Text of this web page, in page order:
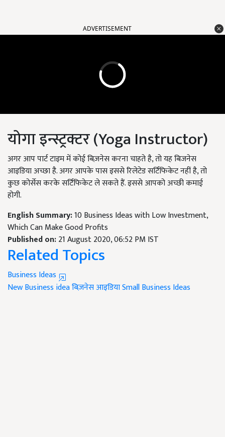
ADVERTISEMENT
योगा इन्स्ट्रक्टर (Yoga Instructor)
अगर आप पार्ट टाइम में कोई बिज़नेस करना चाहते है, तो यह बिजनेस
आइडिया अच्छा है. अगर आपके पास इससे रिलेटेड सर्टिफिकेट नहीं है, तो
कुछ कोर्सेस करके सर्टिफिकेट ले सकते हैं. इससे आपको अच्छी कमाई
होगी.
English Summary:10 Business Ideas with Low Investment,
Which Can Make Good Profits
Published on:21 August 2020, 06:52 PM IST
Related Topics
Business Ideas
New Business ideaबिज़नेस आइडियाSmall Business Ideas